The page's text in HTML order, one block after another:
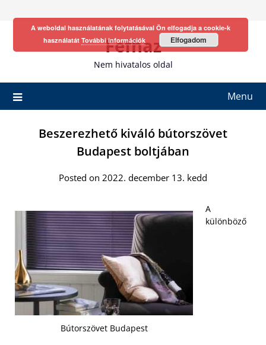
Fefhaz
Nem hivatalos oldal
Menu
Beszerezhető kiváló bútorszövet
Budapest boltjában
Posted on 2022. december 13. kedd
Bútorszövet Budapest
A
különböző
A weboldal használatának folytatásával Ön elfogadja a cookie-k
használatát További információk Elfogadom